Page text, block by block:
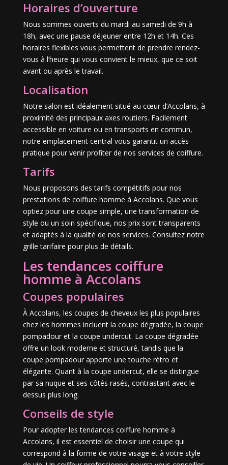
Horaires d’ouverture
Nous sommes ouverts du mardi au samedi de 9h à
18h, avec une pause déjeuner entre 12h et 14h. Ces
horaires flexibles vous permettent de prendre rendez-
vous à l’heure qui vous convient le mieux, que ce soit
avant ou après le travail.
Localisation
Notre salon est idéalement situé au cœur d’Accolans, à
proximité des principaux axes routiers. Facilement
accessible en voiture ou en transports en commun,
notre emplacement central vous garantit un accès
pratique pour venir profiter de nos services de coiffure.
Tarifs
Nous proposons des tarifs compétitifs pour nos
prestations de coiffure homme à Accolans. Que vous
optiez pour une coupe simple, une transformation de
style ou un soin spécifique, nos prix sont transparents
et adaptés à la qualité de nos services. Consultez notre
grille tarifaire pour plus de détails.
Les tendances coiffure
homme à Accolans
Coupes populaires
À Accolans, les coupes de cheveux les plus populaires
chez les hommes incluent la coupe dégradée, la coupe
pompadour et la coupe undercut. La coupe dégradée
offre un look moderne et structuré, tandis que la
coupe pompadour apporte une touche rétro et
élégante. Quant à la coupe undercut, elle se distingue
par sa nuque et ses côtés rasés, contrastant avec le
dessus plus long.
Conseils de style
Pour adopter les tendances coiffure homme à
Accolans, il est essentiel de choisir une coupe qui
correspond à la forme de votre visage et à votre style